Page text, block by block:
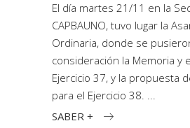
El día martes 21/11 en la
CAPBAUNO, tuvo lugar la
Ordinaria, donde se
consideración la Memoria y
Ejercicio 37, y la propuesta
para el Ejercicio 38.
SABER +